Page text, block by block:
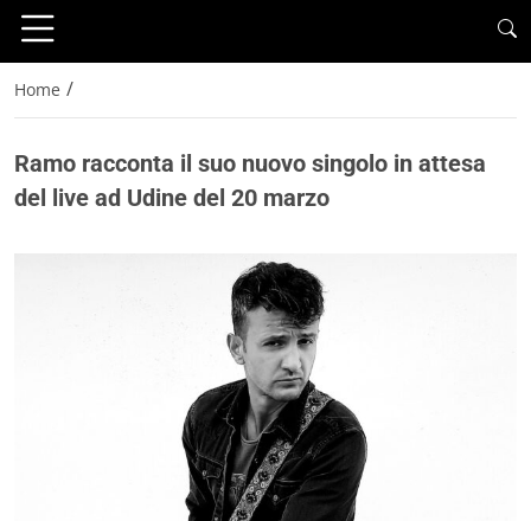
Home /
Ramo racconta il suo nuovo singolo in attesa
del live ad Udine del 20 marzo